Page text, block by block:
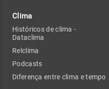
Clima
Históricos de clima -
Dataclima
Relclima
Podcasts
Diferença entre clima e tempo